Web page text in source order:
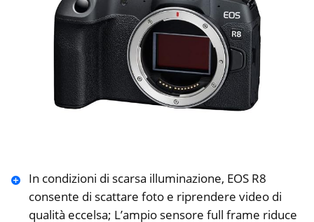
In condizioni di scarsa illuminazione, EOS R8
consente di scattare foto e riprendere video di
qualità eccelsa; L’ampio sensore full frame riduce